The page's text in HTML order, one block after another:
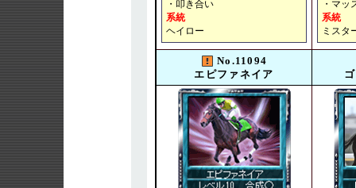
・叩き合い
系統
ヘイロー
・マッ
系統
ミスタ
No.11094
エピファネイア